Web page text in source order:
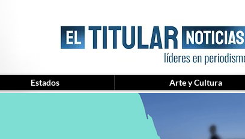
Estados Arte y Cultura